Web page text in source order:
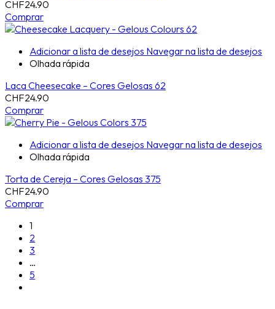
CHF24.90
Comprar
Adicionar a lista de desejos Navegar na lista de desejos
Olhada rápida
Laca Cheesecake – Cores Gelosas 62
CHF24.90
Comprar
Adicionar a lista de desejos Navegar na lista de desejos
Olhada rápida
Torta de Cereja – Cores Gelosas 375
CHF24.90
Comprar
1
2
3
…
5